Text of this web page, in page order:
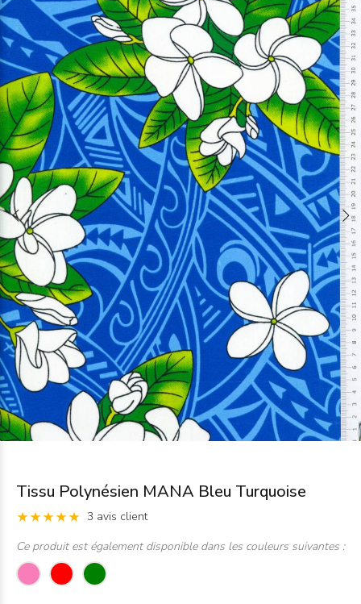
Tissu Polynésien MANA Bleu Turquoise
3 avis client
Ce produit est également disponible dans les couleurs suivantes :